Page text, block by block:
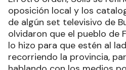
oposición local y los
de algún set televisivo de
olvidaron que el pueblo de
lo hizo para que estén al
recorriendo la provincia,